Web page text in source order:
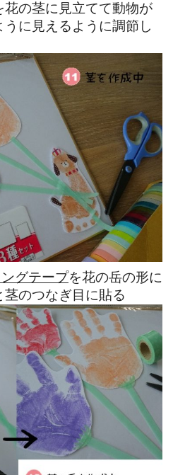
花の茎に見立てて動物が
に見えるように調節し
グテープを花の岳の形に
茎のつなぎ目に貼る